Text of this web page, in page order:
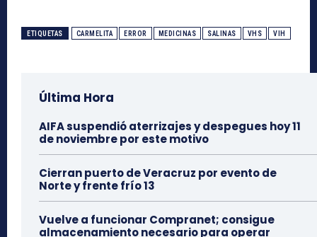
ETIQUETAS CARMELITA ERROR MEDICINAS SALINAS VHS VIH
Última Hora
AIFA suspendió aterrizajes y despegues hoy 11
de noviembre por este motivo
Cierran puerto de Veracruz por evento de
Norte y frente frío 13
Vuelve a funcionar Compranet; consigue
almacenamiento necesario para operar